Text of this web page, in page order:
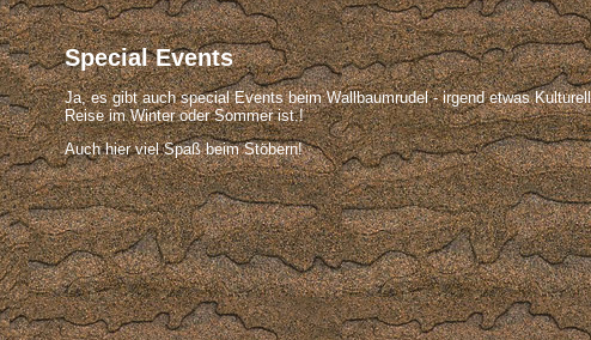
Special Events
Ja, es gibt auch special Events beim Wallbaumrudel - irgend etwas
Reise im Winter oder Sommer ist.!
Auch hier viel Spaß beim Stöbern!